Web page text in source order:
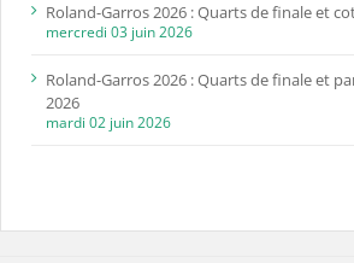
Roland-Garros 2026 : Quarts de finale et
mercredi 03 juin 2026
Roland-Garros 2026 : Quarts de finale et
2026
mardi 02 juin 2026